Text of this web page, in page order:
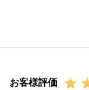
あたたかいお
当初お問合せ
おりましたので
お客様評価